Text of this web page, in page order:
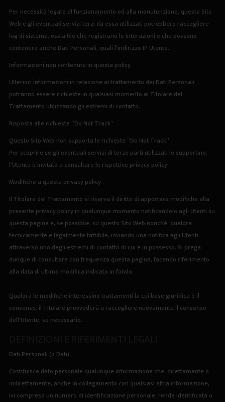
Per necessità legate al funzionamento ed alla manutenzione, questo Sito
Web e gli eventuali servizi terzi da essa utilizzati potrebbero raccogliere
log di sistema, ossia file che registrano le interazioni e che possono
contenere anche Dati Personali, quali l’indirizzo IP Utente.
Informazioni non contenute in questa policy
Ulteriori informazioni in relazione al trattamento dei Dati Personali
potranno essere richieste in qualsiasi momento al Titolare del
Trattamento utilizzando gli estremi di contatto.
Risposta alle richieste “Do Not Track”
Questo Sito Web non supporta le richieste “Do Not Track”.
Per scoprire se gli eventuali servizi di terze parti utilizzati le supportino,
l’Utente è invitato a consultare le rispettive privacy policy.
Modifiche a questa privacy policy
Il Titolare del Trattamento si riserva il diritto di apportare modifiche alla
presente privacy policy in qualunque momento notificandolo agli Utenti su
questa pagina e, se possibile, su questo Sito Web nonché, qualora
tecnicamente e legalmente fattibile, inviando una notifica agli Utenti
attraverso uno degli estremi di contatto di cui è in possesso. Si prega
dunque di consultare con frequenza questa pagina, facendo riferimento
alla data di ultima modifica indicata in fondo.
Qualora le modifiche interessino trattamenti la cui base giuridica è il
consenso, il Titolare provvederà a raccogliere nuovamente il consenso
dell’Utente, se necessario.
Dati Personali (o Dati)
Costituisce dato personale qualunque informazione che, direttamente o
indirettamente, anche in collegamento con qualsiasi altra informazione,
ivi compreso un numero di identificazione personale, renda identificata o